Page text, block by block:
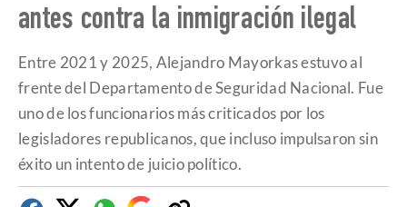
antes contra la inmigración ilegal
Entre 2021 y 2025, Alejandro Mayorkas estuvo al
frente del Departamento de Seguridad Nacional. Fue
uno de los funcionarios más criticados por los
legisladores republicanos, que incluso impulsaron sin
éxito un intento de juicio político.